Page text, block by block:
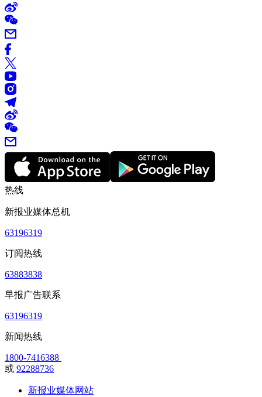
热线
新报业媒体总机
63196319
订阅热线
63883838
早报广告联系
63196319
新闻热线
1800-7416388
或 92288736
新报业媒体网站